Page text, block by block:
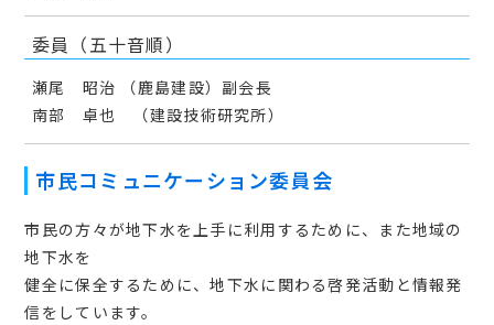
委員（五十音順）
瀬尾 昭治 （鹿島建設）副会長
南部 卓也 （建設技術研究所）
市民コミュニケーション委員会
市⺠の⽅々が地下⽔を上⼿に利⽤するために、また地域の
地下⽔を
健全に保全するために、地下水に関わる啓発活動と情報発
信をしています。